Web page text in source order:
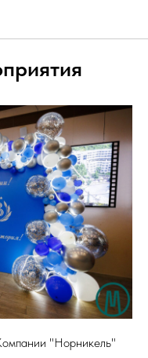
"Норникель"